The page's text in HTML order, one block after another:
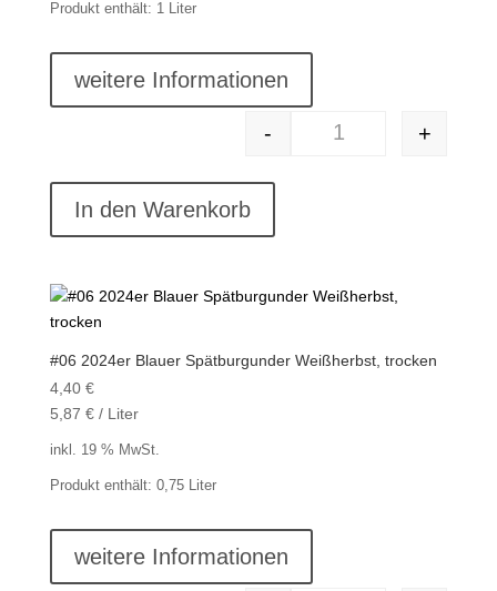
Produkt enthält: 1 Liter
weitere Informationen
#05 2023er Rotling,
- +
In den Warenkorb
#06 2024er Blauer Spätburgunder Weißherbst, trocken
4,40 €
5,87 €/ Liter
inkl. 19 % MwSt.
Produkt enthält: 0,75 Liter
weitere Informationen